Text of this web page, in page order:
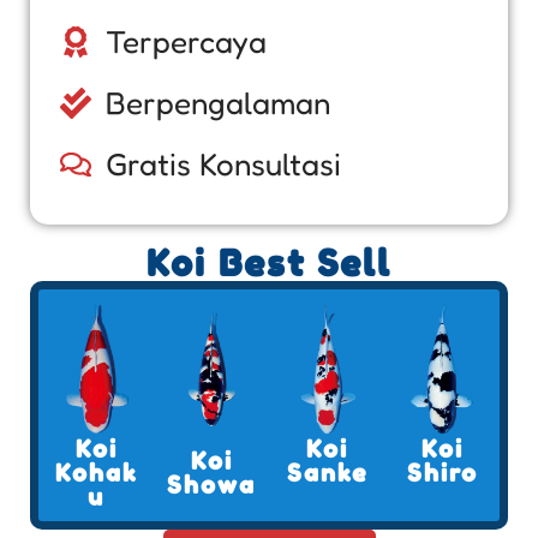
Terpercaya
Berpengalaman
Gratis Konsultasi
Koi Best Sell
Koi
Kohak
u
Koi
Showa
Koi
Sanke
Koi
Shiro